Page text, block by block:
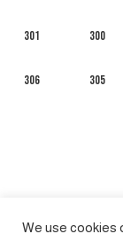
300
301
305
306
We use cookies